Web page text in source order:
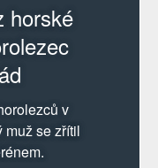
horské
v
muž se zřítil